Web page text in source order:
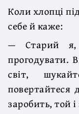
Коли хлопці
себе й каже:
— Старий
прогодувати.
світ,
повертайтеся
заробить, той